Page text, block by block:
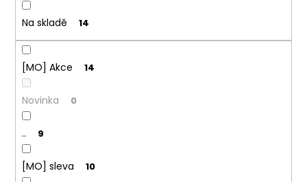
ůNa skladě 14
[MO] Akce 14
Novinka 0
.. 9
[MO] sleva 10
a
j
?